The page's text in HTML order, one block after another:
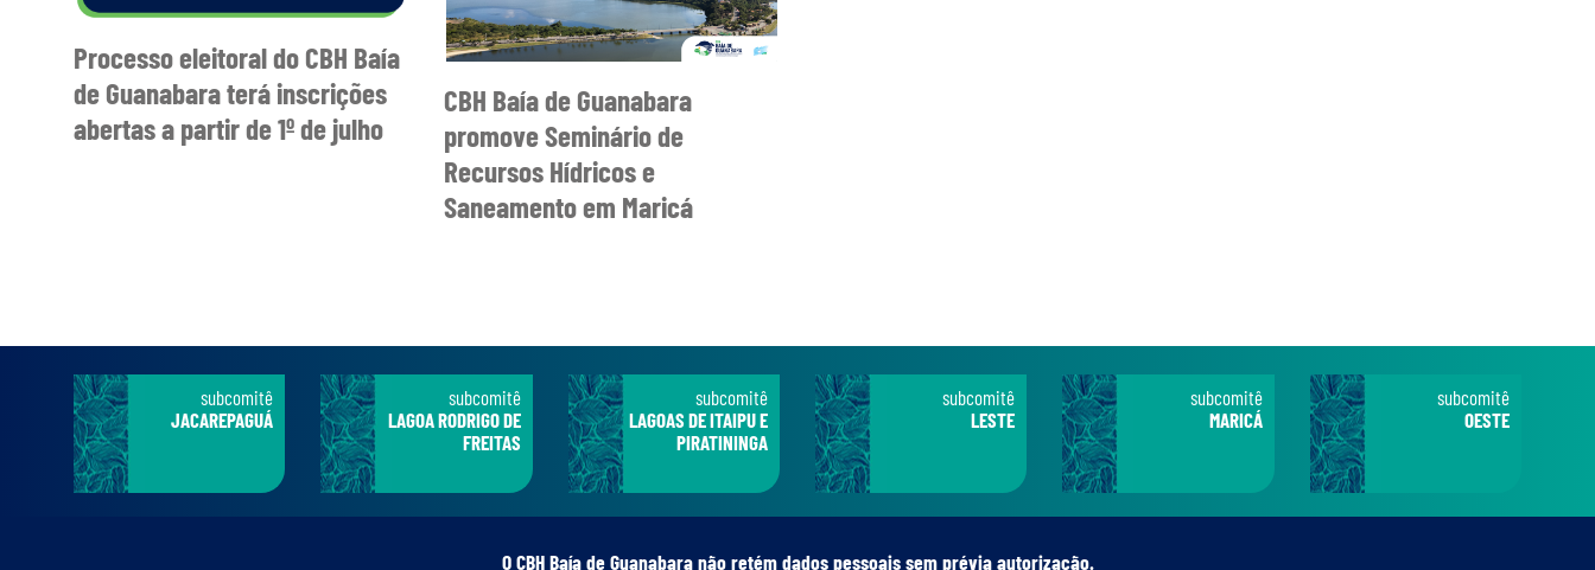
Processo eleitoral do CBH Baía
de Guanabara terá inscrições
abertas a partir de 1º de julho
CBH Baía de Guanabara
promove Seminário de
Recursos Hídricos e
Saneamento em Maricá
subcomitê
JACAREPAGUÁ
subcomitê
LAGOA RODRIGO DE
FREITAS
subcomitê
LAGOAS DE ITAIPU E
PIRATININGA
subcomitê
LESTE
subcomitê
MARICÁ
subcomitê
OESTE
O CBH Baía de Guanabara não retém dados pessoais sem prévia autorização.